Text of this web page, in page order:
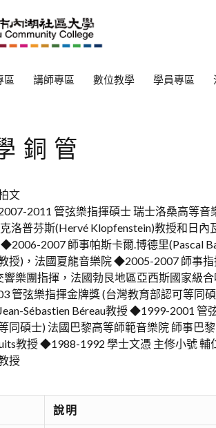
區 講師專區 數位教學 學員專區
銅管
文
2011 管弦樂指揮碩士 瑞士洛桑高等音
洛普芬斯(Hervé Klopfenstein)教授和日內
2007 師事帕斯卡爾.博德里(Pascal
授)，法國夏龍音樂院 ◆2005-2007 師事
響樂團指揮，法國勃艮地區亞西斯國家級
管弦樂指揮金牌獎 (台灣教育部認可等同
Sébastien Béreau教授 ◆1999-2001 管
同碩士) 法國巴黎高等師範音樂院 師事巴
教授 ◆1988-1992 學士文憑 主修小號
授
說明